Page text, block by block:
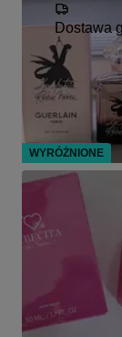
Dostawa
WYRÓŻNIONE